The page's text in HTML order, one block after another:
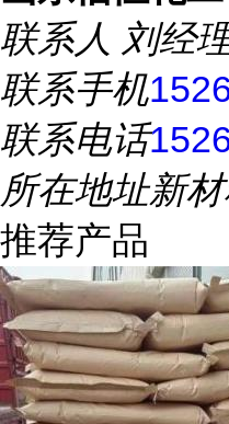
联系人 刘经
联系手机
联系电话
所在地址新
推荐产品